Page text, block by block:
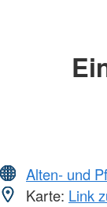
Alten- und
Karte: Link